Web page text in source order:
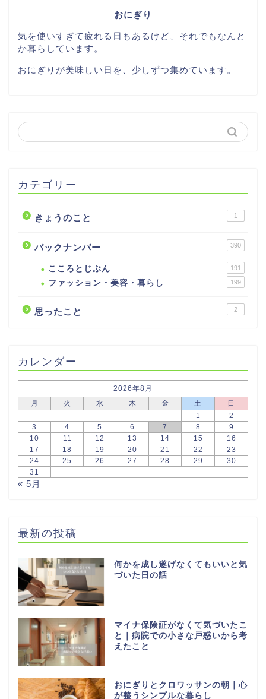
おにぎり
気を使いすぎて疲れる日もあるけど、それでもなんと
か暮らしています。
おにぎりが美味しい日を、少しずつ集めています。
カテゴリー
きょうのこと 1
バックナンバー 390
こころとじぶん 191
ファッション・美容・暮らし 199
思ったこと 2
カレンダー
2026年8月
月
火 水 木 金 土
日
1
2
3
4 5 6 7 8
9
10
11 12 13 14 15
16
17
18 19 20 21 22
23
24
25 26 27 28 29
30
31
« 5月
最新の投稿
何かを成し遂げなくてもいいと気
づいた日の話
マイナ保険証がなくて気づいたこ
と｜病院での小さな戸惑いから考
えたこと
おにぎりとクロワッサンの朝｜心
が整うシンプルな暮らし